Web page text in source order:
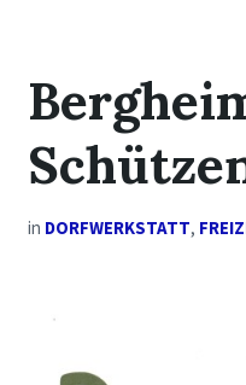
in DORFWERKSTATT,